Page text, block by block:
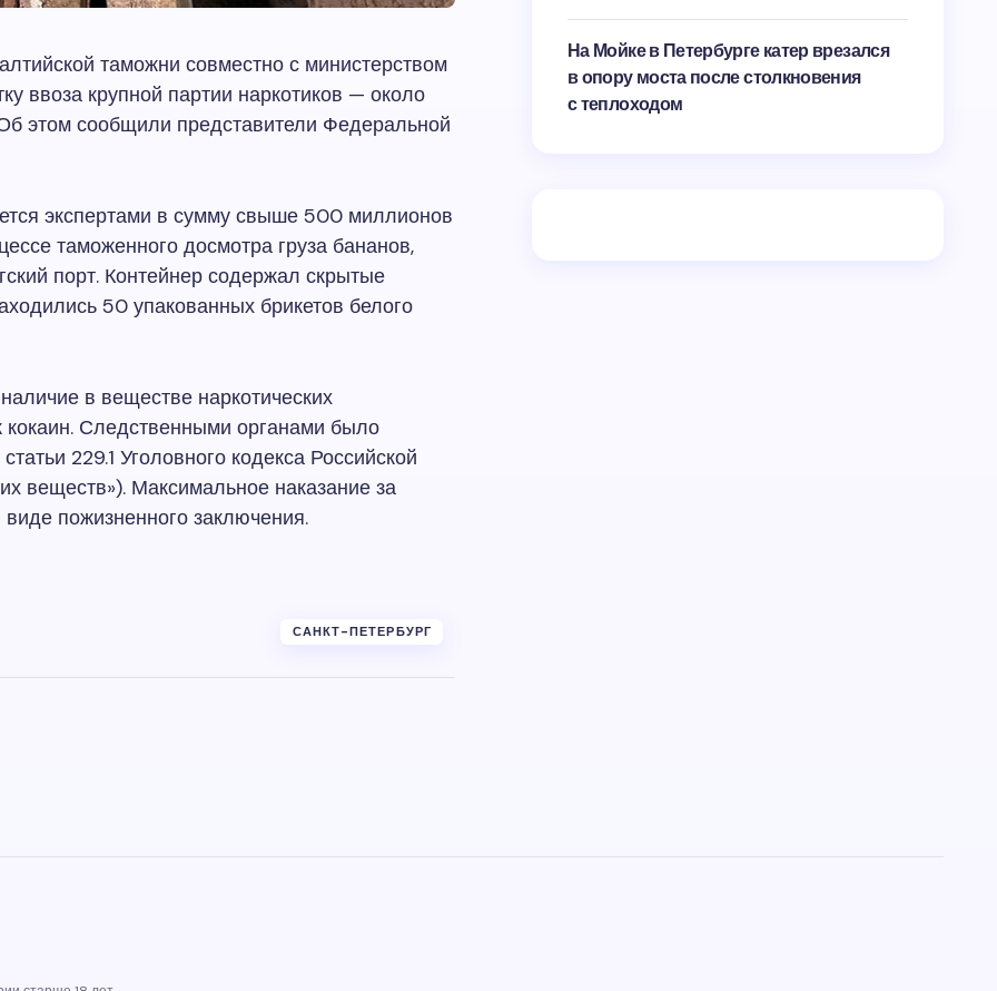
таможни совместно с министерством
ввоза крупной партии наркотиков — около
этом сообщили представители Федеральной
экспертами в сумму свыше 500 миллионов
таможенного досмотра груза бананов,
порт. Контейнер содержал скрытые
50 упакованных брикетов белого
в веществе наркотических
Следственными органами было
229.1 Уголовного кодекса Российской
веществ»). Максимальное наказание за
пожизненного заключения.
САНКТ-ПЕТЕРБУРГ
На Мойке в Петербурге катер врезался
в опору моста после столкновения
с теплоходом